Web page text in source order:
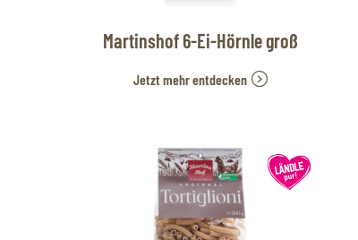
Martinshof 6-Ei-Hörnle groß
Jetzt mehr entdecken